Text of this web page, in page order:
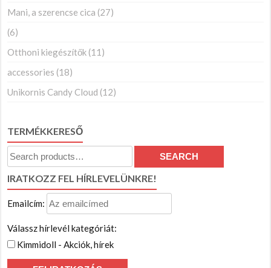
Mani, a szerencse cica (27)
(6)
Otthoni kiegészítők (11)
accessories (18)
Unikornis Candy Cloud (12)
TERMÉKKERESŐ
Search
for:
SEARCH
IRATKOZZ FEL HÍRLEVELÜNKRE!
Emailcím:
Válassz hírlevél kategóriát:
Kimmidoll - Akciók, hírek